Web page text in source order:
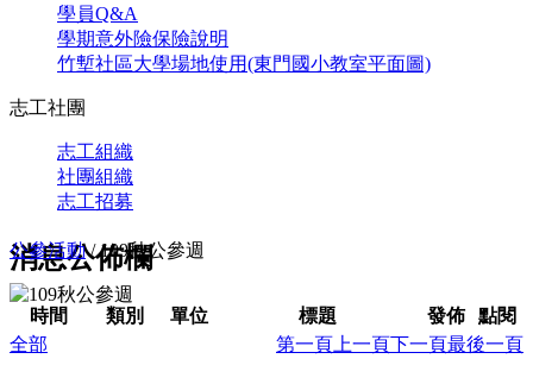
學員Q&A
學期意外險保險說明
竹塹社區大學場地使用(東門國小教室平面圖)
志工社團
志工組織
社團組織
志工招募
公參活動/109秋公參週
消息公佈欄
時間 類別 單位 標題 發佈
點閱
全部
第一頁 上一頁下一頁最後一頁